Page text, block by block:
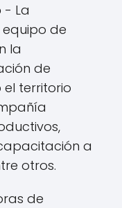
- La
de
la
de
territorio
a
otros.
de